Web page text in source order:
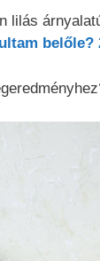
lilás
belőle?